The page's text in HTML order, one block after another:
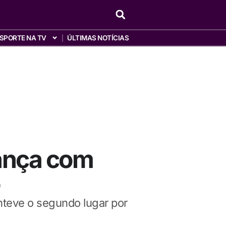
NA TV ÚLTIMAS NOTÍCIAS
com
o segundo lugar por